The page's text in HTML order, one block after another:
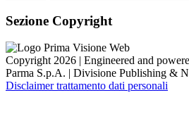
Sezione Copyright
Copyright 2026 | Engineered and
Parma S.p.A. | Divisione Publishing &
Disclaimer trattamento dati personali